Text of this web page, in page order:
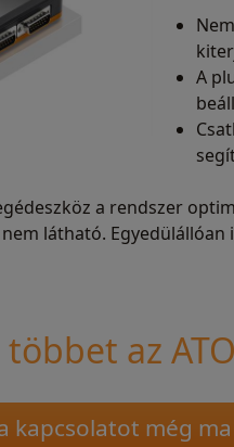
A
a rendszer
látható.
az
kapcsolatot még ma